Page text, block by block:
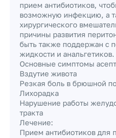
прием антибиотиков,
возможную инфекцию, а
хирургического
причины развития
быть также поддержан с
жидкости и анальгетиков.
Основные симптомы
Вздутие живота
Резкая боль в брюшной
Лихорадка
Нарушение работы
тракта
Лечение:
Прием антибиотиков для